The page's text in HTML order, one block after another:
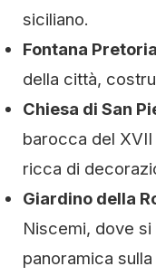
siciliano.
Fontana Pretoria
della città,
Chiesa di San
barocca del
ricca di
Giardino della
Niscemi, dove
panoramica